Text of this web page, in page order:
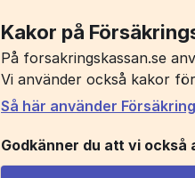
Kakor på
På forsakringskassan.se
Vi använder också kakor
Så här använder
Godkänner du att vi